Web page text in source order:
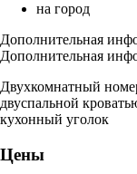
на город
Дополнительная
Дополнительная
Двухкомнатный
двуспальной
кухонный уголок
Цены